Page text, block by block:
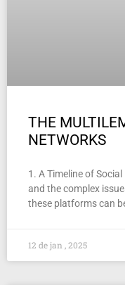
THE
NETWORKS
1. A Timeline of
and the complex
these platforms can
12 de jan , 2025